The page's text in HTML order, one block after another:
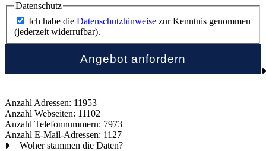
Datenschutz
Ich habe die Datenschutzhinweise zur Kenntnis genommen
(jederzeit widerrufbar).
Anzahl Adressen: 11953
Anzahl Webseiten: 11102
Anzahl Telefonnummern: 7973
Anzahl E-Mail-Adressen: 1127
Woher stammen die Daten?